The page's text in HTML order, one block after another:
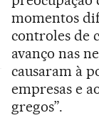
momentos
controles de
avanço nas
causaram à
empresas e
gregos”.